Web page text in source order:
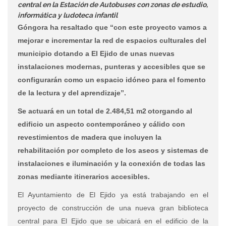
central en la Estación de Autobuses con zonas de estudio,
informática y ludoteca infantil
Góngora ha resaltado que “con este proyecto vamos a
mejorar e incrementar la red de espacios culturales del
municipio dotando a El Ejido de unas nuevas
instalaciones modernas, punteras y accesibles que se
configurarán como un espacio idóneo para el fomento
de la lectura y del aprendizaje”.
Se actuará en un total de 2.484,51 m2otorgando al
edificio un aspecto contemporáneo y cálido con
revestimientos de madera que incluyen la
rehabilitación por completo de los aseos y sistemas de
instalaciones e iluminación y la conexión de todas las
zonas mediante itinerarios accesibles.
El Ayuntamiento de El Ejido ya está trabajando en el
proyecto de construcción de una nueva gran biblioteca
central para El Ejido que se ubicará en el edificio de la